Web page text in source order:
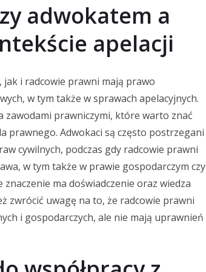
adwokatem a
apelacji
i radcowie prawni mają prawo
w tym także w sprawach apelacyjnych.
zawodami prawniczymi, które warto znać
prawnego. Adwokaci są często postrzegani
cywilnych, podczas gdy radcowie prawni
w tym także w prawie gospodarczym czy
ma doświadczenie oraz wiedza
zwrócić uwagę na to, że radcowie prawni
i gospodarczych, ale nie mają uprawnień